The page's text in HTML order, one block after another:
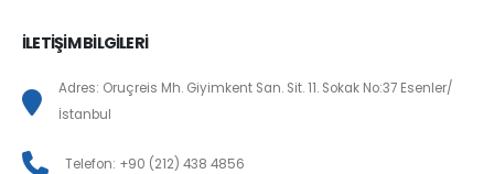
İLETİŞİM BİLGİLERİ
Adres: Oruçreis Mh. Giyimkent San. Sit. 11. Sokak No:37 Esenler/
İstanbul
Telefon: +90 (212) 438 4856